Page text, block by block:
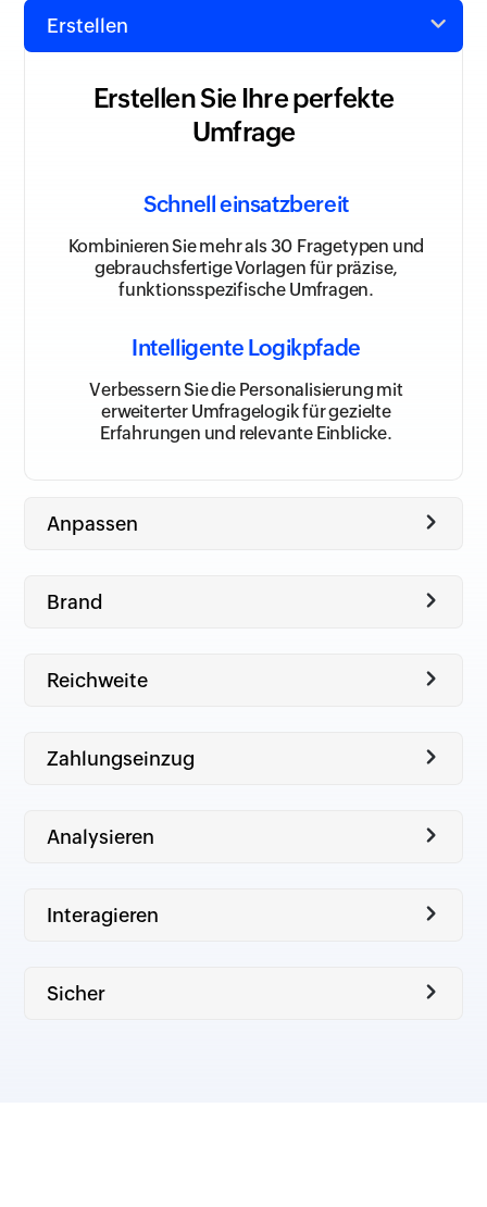
Erstellen Sie Ihre perfekte
Umfrage
Schnell einsatzbereit
Kombinieren Sie mehr als 30 Fragetypen und
gebrauchsfertige Vorlagen für präzise,
funktionsspezifische Umfragen.
Intelligente Logikpfade
Verbessern Sie die Personalisierung mit
erweiterter Umfragelogik für gezielte
Erfahrungen und relevante Einblicke.